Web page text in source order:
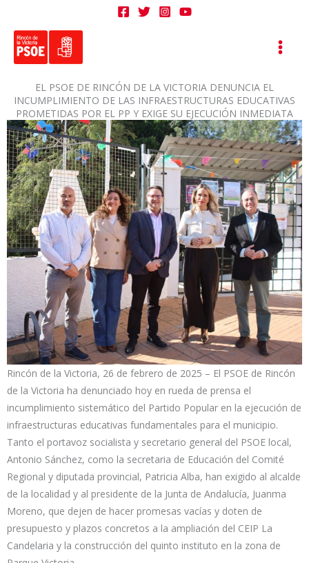
contenido
EL PSOE DE RINCÓN DE LA VICTORIA DENUNCIA EL
INCUMPLIMIENTO DE LAS INFRAESTRUCTURAS EDUCATIVAS
PROMETIDAS POR EL PP Y EXIGE SU EJECUCIÓN INMEDIATA
Rincón de la Victoria, 26 de febrero de 2025 – El PSOE de Rincón
de la Victoria ha denunciado hoy en rueda de prensa el
incumplimiento sistemático del Partido Popular en la ejecución de
infraestructuras educativas fundamentales para el municipio.
Tanto el portavoz socialista y secretario general del PSOE local,
Antonio Sánchez, como la secretaria de Educación del Comité
Regional y diputada provincial, Patricia Alba, han exigido al alcalde
de la localidad y al presidente de la Junta de Andalucía, Juanma
Moreno, que dejen de hacer promesas vacías y doten de
presupuesto y plazos concretos a la ampliación del CEIP La
Candelaria y la construcción del quinto instituto en la zona de